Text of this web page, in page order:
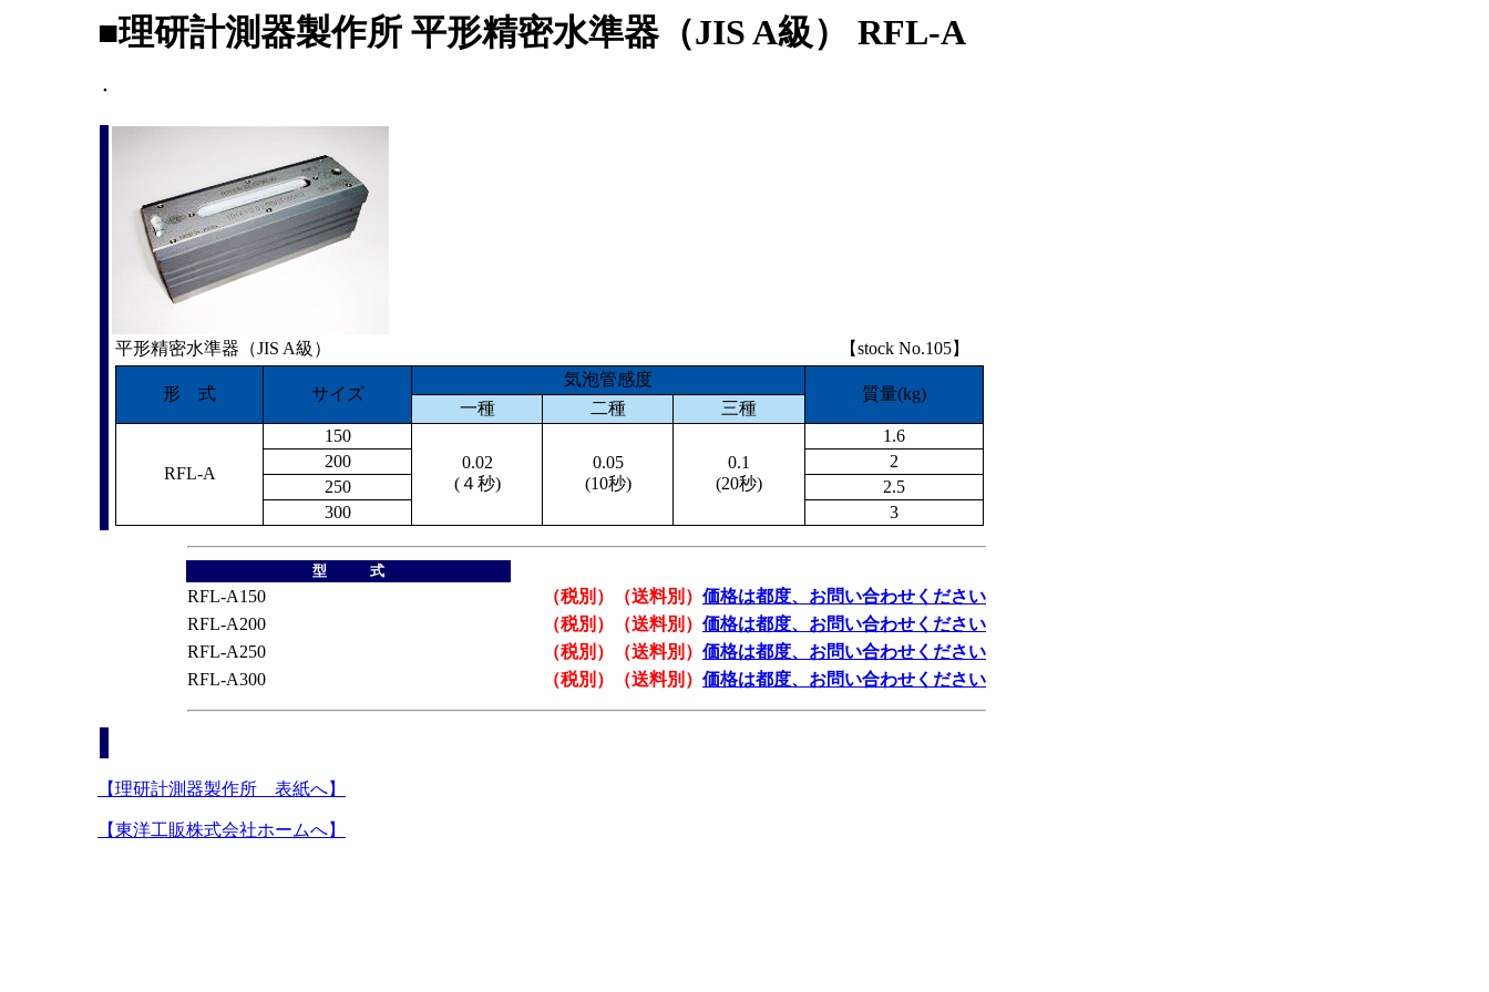
■理研計測器製作所 平形精密水準器（JIS A級） RFL-A
・
平形精密水準器（JIS A級） 【stock No.105】
形 式 サイズ
気泡管感度
質量(kg)
一種 二種 三種
RFL-A
150
0.02
(４秒)
0.05
(10秒)
0.1
(20秒)
1.6
200
2
250
2.5
300
3
型 式
RFL-A150 （税別）（送料別） 価格は都度、お問い合わせください
RFL-A200
（税別）（送料別） 価格は都度、お問い合わせください
RFL-A250
（税別）（送料別） 価格は都度、お問い合わせください
RFL-A300
（税別）（送料別） 価格は都度、お問い合わせください
【理研計測器製作所 表紙へ】
【東洋工販株式会社ホームへ】